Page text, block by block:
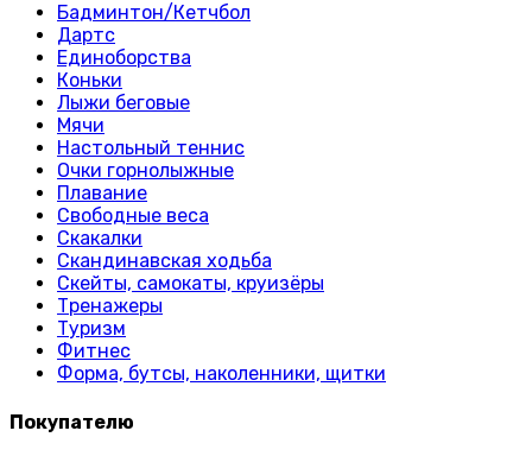
Бадминтон/Кетчбол
Дартс
Единоборства
Коньки
Лыжи беговые
Мячи
Настольный теннис
Очки горнолыжные
Плавание
Свободные веса
Скакалки
Скандинавская ходьба
Скейты, самокаты, круизёры
Тренажеры
Туризм
Фитнес
Форма, бутсы, наколенники, щитки
Покупателю